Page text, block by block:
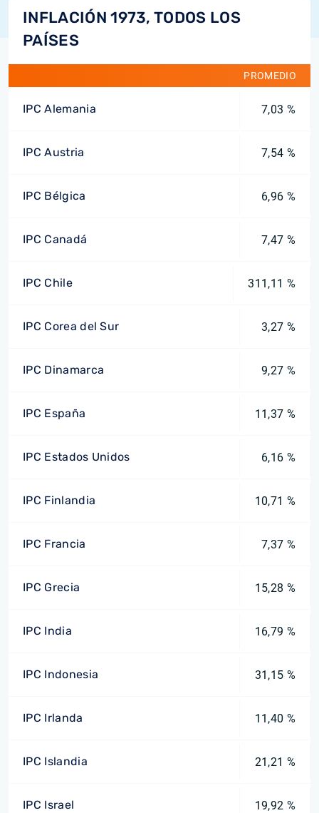
INFLACIÓN 1973, TODOS LOS
PAÍSES
PROMEDIO
IPC Alemania 7,03 %
IPC Austria 7,54 %
IPC Bélgica 6,96 %
IPC Canadá 7,47 %
IPC Chile 311,11 %
IPC Corea del Sur 3,27 %
IPC Dinamarca 9,27 %
IPC España 11,37 %
IPC Estados Unidos 6,16 %
IPC Finlandia 10,71 %
IPC Francia 7,37 %
IPC Grecia 15,28 %
IPC India 16,79 %
IPC Indonesia 31,15 %
IPC Irlanda 11,40 %
IPC Islandia 21,21 %
IPC Israel 19,92 %